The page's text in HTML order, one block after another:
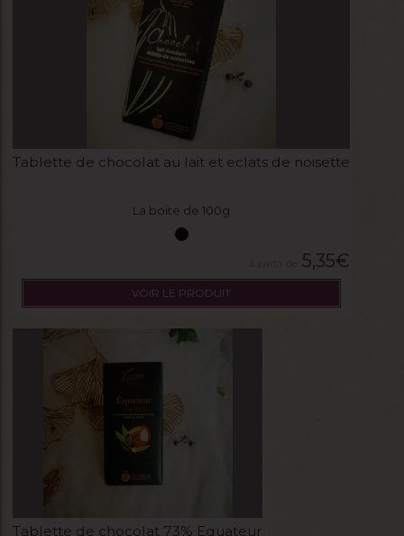
Tablette de chocolat au lait et eclats de noisette
La boite de 100g
5,35€
VOIR LE PRODUIT
Tablette de chocolat 73% Equateur